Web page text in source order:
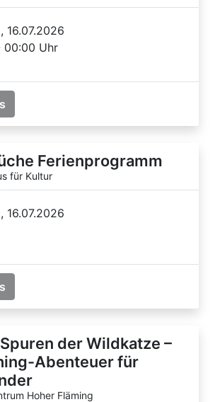
16.07.2026
00:00 Uhr
Ferienprogramm
für Kultur
16.07.2026
der Wildkatze –
Abenteuer für
Hoher Fläming